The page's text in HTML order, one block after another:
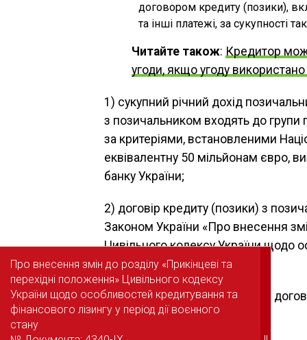
договором кредиту (позики),
та інші платежі, за сукупності
Читайте також: Кредитор
угоди, якщо угоду
1) сукупний річний дохід
з позичальником входять до групи
за критеріями, встановленими
еквівалентну 50 мільйонам євро,
банку України;
2) договір кредиту (позики) з
Законом України «Про внесення
Цивільного кодексу України щодо
період дії воєнного стану»;
3) виконання зобов’язання за
іпотекою:
Про внесення змін до розділу «Прикінцеві та
перехідні положення» Цивільного кодексу
України щодо особливостей кредитування та
фінансового лізингу у період дії воєнного
стану
Про внесення змін до розділу «Прикінцеві та
перехідні положення» Цивільного кодексу
України щодо особливостей кредитування та
фінансового лізингу у період дії воєнного
стану